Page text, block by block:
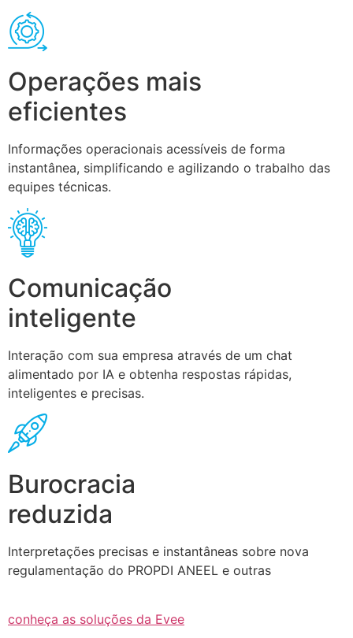
Operações mais
eficientes
Informações operacionais acessíveis de forma
instantânea, simplificando e agilizando o trabalho das
equipes técnicas.
Comunicação
inteligente
Interação com sua empresa através de um chat
alimentado por IA e obtenha respostas rápidas,
inteligentes e precisas.
Burocracia
reduzida
Interpretações precisas e instantâneas sobre nova
regulamentação do PROPDI ANEEL e outras
conheça as soluções da Evee